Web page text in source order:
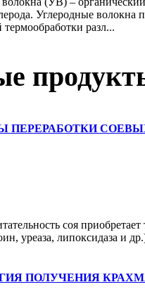
Углеродные волокна
термообработки разл...
ПЕРЕРАБОТКИ
соя
уреаза, липоксидаза и
ПОЛУЧЕНИЯ